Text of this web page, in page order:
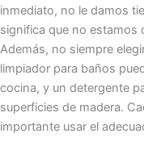
inmediato, no le damos
significa que no estamos
Además, no siempre
limpiador para baños
cocina, y un detergente
superficies de madera.
importante usar el